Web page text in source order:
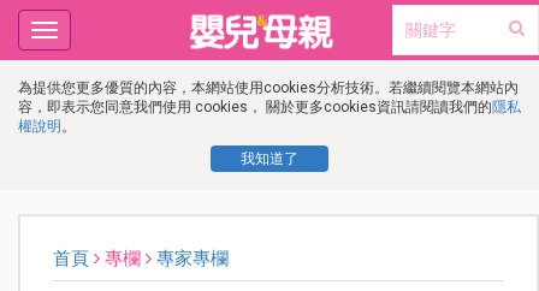
為提供您更多優質的內容，本網站使用cookies分析技術。若繼續閱覽本網站內
容，即表示您同意我們使用 cookies， 關於更多cookies資訊請閱讀我們的隱私
權說明 。
我知道了
Toggle
navigation
首頁 專欄 專家專欄